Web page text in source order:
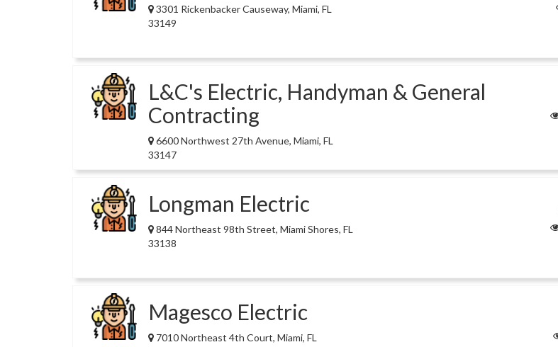
3301 Rickenbacker Causeway, Miami, FL
33149
L&C's Electric, Handyman & General
Contracting
6600 Northwest 27th Avenue, Miami, FL
33147
Longman Electric
844 Northeast 98th Street, Miami Shores, FL
33138
Magesco Electric
7010 Northeast 4th Court, Miami, FL